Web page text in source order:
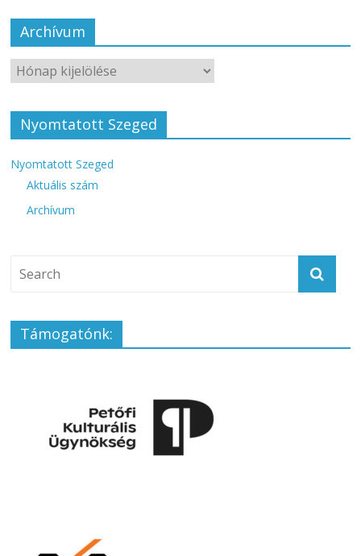
Archívum
Nyomtatott Szeged
Nyomtatott Szeged
Aktuális szám
Archívum
Támogatónk: